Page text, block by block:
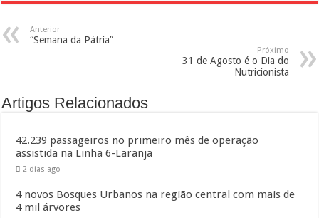
Anterior
“Semana da Pátria”
Próximo
31 de Agosto é o Dia do
Nutricionista
Artigos Relacionados
42.239 passageiros no primeiro mês de operação
assistida na Linha 6-Laranja
2 dias ago
4 novos Bosques Urbanos na região central com mais de
4 mil árvores